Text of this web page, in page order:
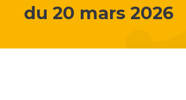
du 20 mars 2026